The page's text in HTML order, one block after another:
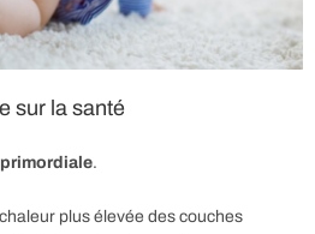
sur la santé
primordiale.
plus élevée des couches